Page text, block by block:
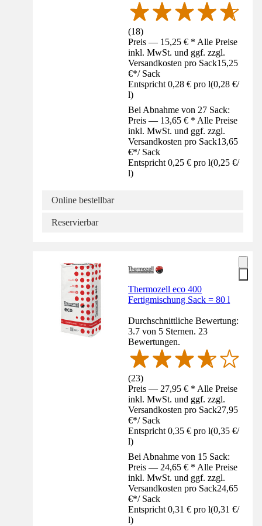
(18)
Preis — 15,25 € * Alle Preise
inkl. MwSt. und ggf. zzgl.
Versandkosten pro Sack15,25
€*/ Sack
Entspricht 0,28 € pro l(0,28 €/
l)
Bei Abnahme von 27 Sack:
Preis — 13,65 € * Alle Preise
inkl. MwSt. und ggf. zzgl.
Versandkosten pro Sack13,65
€*/ Sack
Entspricht 0,25 € pro l(0,25 €/
l)
Online bestellbar
Reservierbar
Thermozell eco 400
Fertigmischung Sack = 80 l
Durchschnittliche Bewertung:
3.7 von 5 Sternen. 23
Bewertungen.
(23)
Preis — 27,95 € * Alle Preise
inkl. MwSt. und ggf. zzgl.
Versandkosten pro Sack27,95
€*/ Sack
Entspricht 0,35 € pro l(0,35 €/
l)
Bei Abnahme von 15 Sack:
Preis — 24,65 € * Alle Preise
inkl. MwSt. und ggf. zzgl.
Versandkosten pro Sack24,65
€*/ Sack
Entspricht 0,31 € pro l(0,31 €/
l)